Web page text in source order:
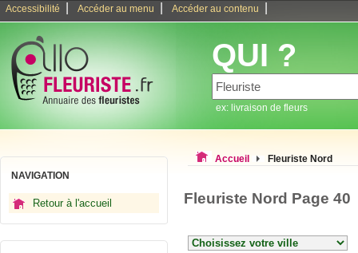
Accessibilité Accéder au menu Accéder au contenu
QUI ?
ex: livraison de fleurs
NAVIGATION
Retour à l'accueil
Accueil Fleuriste Nord
Fleuriste Nord Page 40